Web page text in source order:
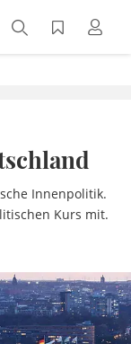
Innenpolitik.
Kurs mit.